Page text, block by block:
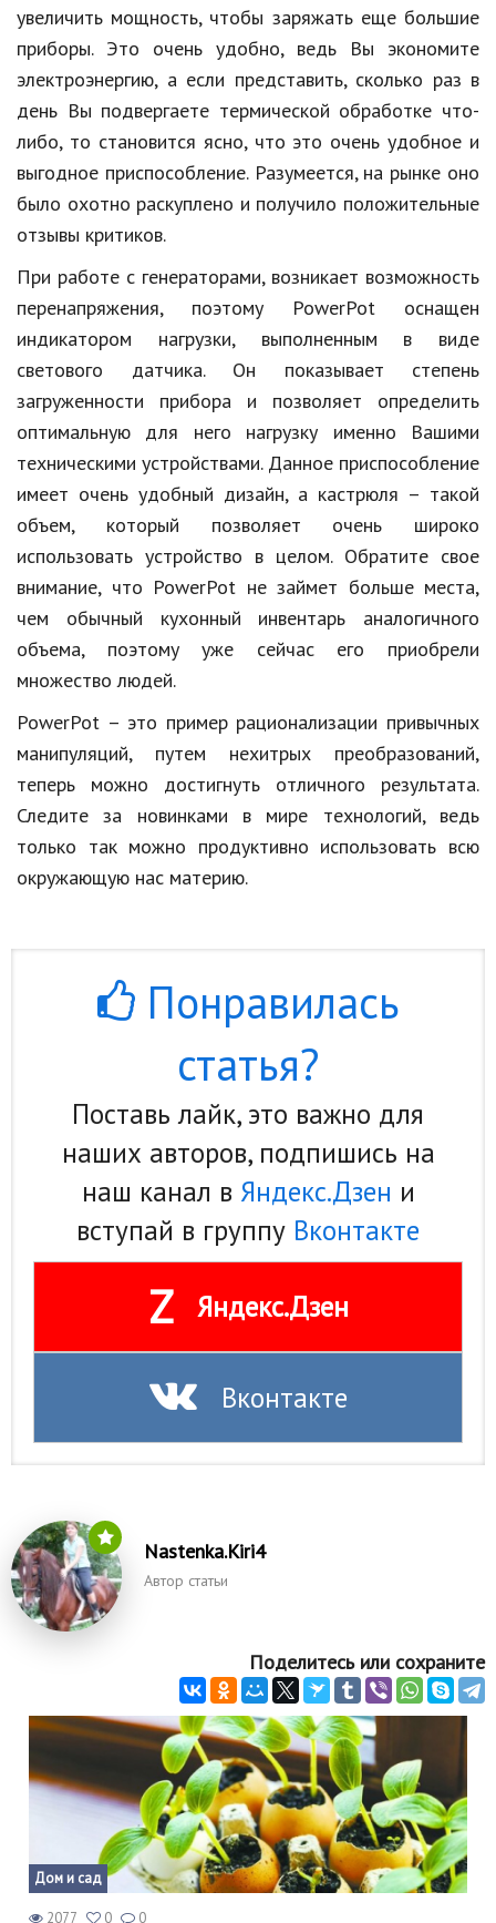
Домашние животные
Семья и дети
Путешествия
Строительство
Культура и общество
Мода и стиль
Бизнес
Хобби и развлечения
Финансы
Юриспруденция
Природа
Образование
Наука и технологии
увеличить мощность, чтобы заряжать еще большие
приборы. Это очень удобно, ведь Вы экономите
электроэнергию, а если представить, сколько раз в
день Вы подвергаете термической обработке что-
либо, то становится ясно, что это очень удобное и
выгодное приспособление. Разумеется, на рынке оно
было охотно раскуплено и получило положительные
отзывы критиков.
При работе с генераторами, возникает возможность
перенапряжения, поэтому PowerPot оснащен
индикатором нагрузки, выполненным в виде
светового датчика. Он показывает степень
загруженности прибора и позволяет определить
оптимальную для него нагрузку именно Вашими
техническими устройствами. Данное приспособление
имеет очень удобный дизайн, а кастрюля – такой
объем, который позволяет очень широко
использовать устройство в целом. Обратите свое
внимание, что PowerPot не займет больше места,
чем обычный кухонный инвентарь аналогичного
объема, поэтому уже сейчас его приобрели
множество людей.
PowerPot – это пример рационализации привычных
манипуляций, путем нехитрых преобразований,
теперь можно достигнуть отличного результата.
Следите за новинками в мире технологий, ведь
только так можно продуктивно использовать всю
окружающую нас материю.
Понравилась
статья?
Поставь лайк, это важно для
наших авторов, подпишись на
наш канал в Яндекс.Дзен и
вступай в группу Вконтакте
Z Яндекс.Дзен
Вконтакте
Nastenka.Kiri4
Автор статьи
Поделитесь или сохраните
Дом и сад
2077 0 0